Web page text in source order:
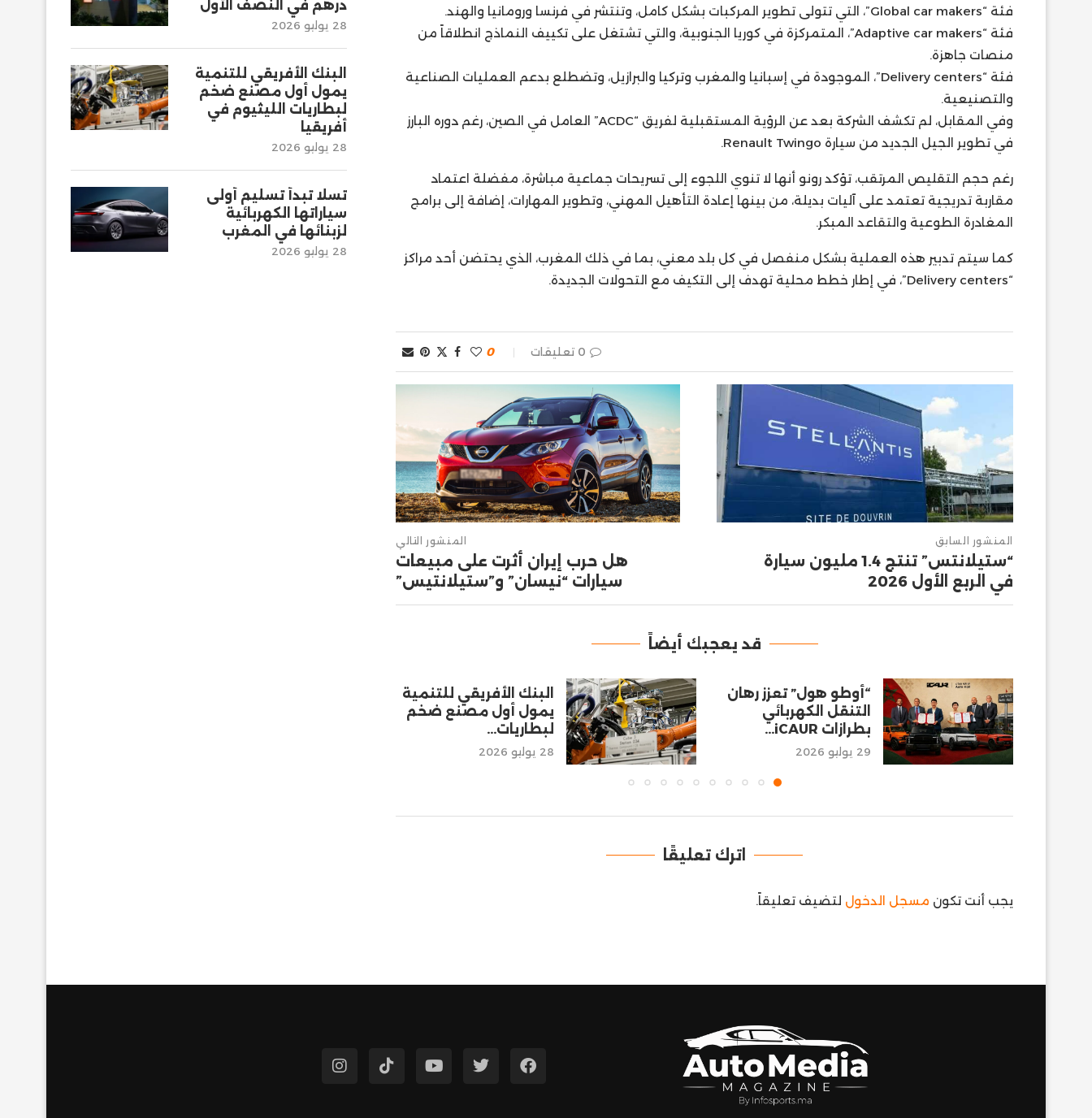
فئة “Global car makers”، التي تتولى تطوير المركبات بشكل كامل، وتنتشر في فرنسا ورومانيا والهند.
فئة “Adaptive car makers”، المتمركزة في كوريا الجنوبية، والتي تشتغل على تكييف النماذج انطلاقاً من
منصات جاهزة.
فئة “Delivery centers”، الموجودة في إسبانيا والمغرب وتركيا والبرازيل، وتضطلع بدعم العمليات الصناعية
والتصنيعية.
وفي المقابل، لم تكشف الشركة بعد عن الرؤية المستقبلية لفريق “ACDC” العامل في الصين، رغم دوره البارز
في تطوير الجيل الجديد من سيارة Renault Twingo.
رغم حجم التقليص المرتقب، تؤكد رونو أنها لا تنوي اللجوء إلى تسريحات جماعية مباشرة، مفضلة اعتماد
مقاربة تدريجية تعتمد على آليات بديلة، من بينها إعادة التأهيل المهني، وتطوير المهارات، إضافة إلى برامج
المغادرة الطوعية والتقاعد المبكر.
كما سيتم تدبير هذه العملية بشكل منفصل في كل بلد معني، بما في ذلك المغرب، الذي يحتضن أحد مراكز
“Delivery centers”، في إطار خطط محلية تهدف إلى التكيف مع التحولات الجديدة.
0 تعليقات 0
المنشور السابق
“ستيلانتس” تنتج 1.4 مليون سيارة
في الربع الأول 2026
المنشور التالي
هل حرب إيران أثرت على مبيعات
سيارات “نيسان” و”ستيلانتيس”
قد يعجبك أيضاً
“أوطو هول” تعزز رهان
التنقل الكهربائي
بطرازات iCAUR...
29 يوليو 2026
البنك الأفريقي للتنمية
يمول أول مصنع ضخم
لبطاريات...
28 يوليو 2026
اترك تعليقًا
يجب أنت تكون مسجل الدخول لتضيف تعليقاً.
درهم في النصف الأول
28 يوليو 2026
البنك الأفريقي للتنمية
يمول أول مصنع ضخم
لبطاريات الليثيوم في
أفريقيا
28 يوليو 2026
تسلا تبدأ تسليم أولى
سياراتها الكهربائية
لزبنائها في المغرب
28 يوليو 2026